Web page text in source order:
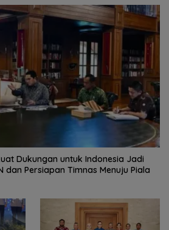
Dukungan untuk Indonesia Jadi
dan Persiapan Timnas Menuju Piala